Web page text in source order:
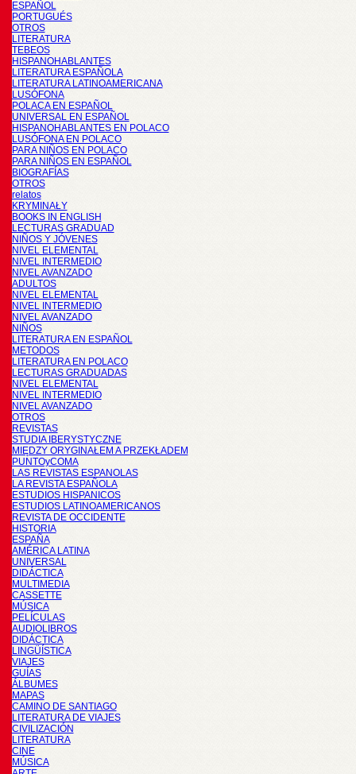
ESPAÑOL
PORTUGUÉS
OTROS
LITERATURA
TEBEOS
HISPANOHABLANTES
LITERATURA ESPAÑOLA
LITERATURA LATINOAMERICANA
LUSÓFONA
POLACA EN ESPAÑOL
UNIVERSAL EN ESPAÑOL
HISPANOHABLANTES EN POLACO
LUSÓFONA EN POLACO
PARA NIÑOS EN POLACO
PARA NIÑOS EN ESPAÑOL
BIOGRAFÍAS
OTROS
relatos
KRYMINAŁY
BOOKS IN ENGLISH
LECTURAS GRADUAD
NIÑOS Y JÓVENES
NIVEL ELEMENTAL
NIVEL INTERMEDIO
NIVEL AVANZADO
ADULTOS
NIVEL ELEMENTAL
NIVEL INTERMEDIO
NIVEL AVANZADO
NIÑOS
LITERATURA EN ESPAÑOL
METODOS
LITERATURA EN POLACO
LECTURAS GRADUADAS
NIVEL ELEMENTAL
NIVEL INTERMEDIO
NIVEL AVANZADO
OTROS
REVISTAS
STUDIA IBERYSTYCZNE
MIĘDZY ORYGINAŁEM A PRZEKŁADEM
PUNTOyCOMA
LAS REVISTAS ESPANOLAS
LA REVISTA ESPAÑOLA
ESTUDIOS HISPANICOS
ESTUDIOS LATINOAMERICANOS
REVISTA DE OCCIDENTE
HISTORIA
ESPAÑA
AMÉRICA LATINA
UNIVERSAL
DIDÁCTICA
MULTIMEDIA
CASSETTE
MÚSICA
PELÍCULAS
AUDIOLIBROS
DIDÁCTICA
LINGÜÍSTICA
VIAJES
GUÍAS
ÁLBUMES
MAPAS
CAMINO DE SANTIAGO
LITERATURA DE VIAJES
CIVILIZACIÓN
LITERATURA
CINE
MÚSICA